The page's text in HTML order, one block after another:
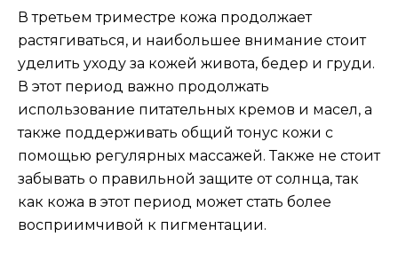
В третьем триместре кожа продолжает
растягиваться, и наибольшее внимание стоит
уделить уходу за кожей живота, бедер и груди.
В этот период важно продолжать
использование питательных кремов и масел, а
также поддерживать общий тонус кожи с
помощью регулярных массажей. Также не стоит
забывать о правильной защите от солнца, так
как кожа в этот период может стать более
восприимчивой к пигментации.